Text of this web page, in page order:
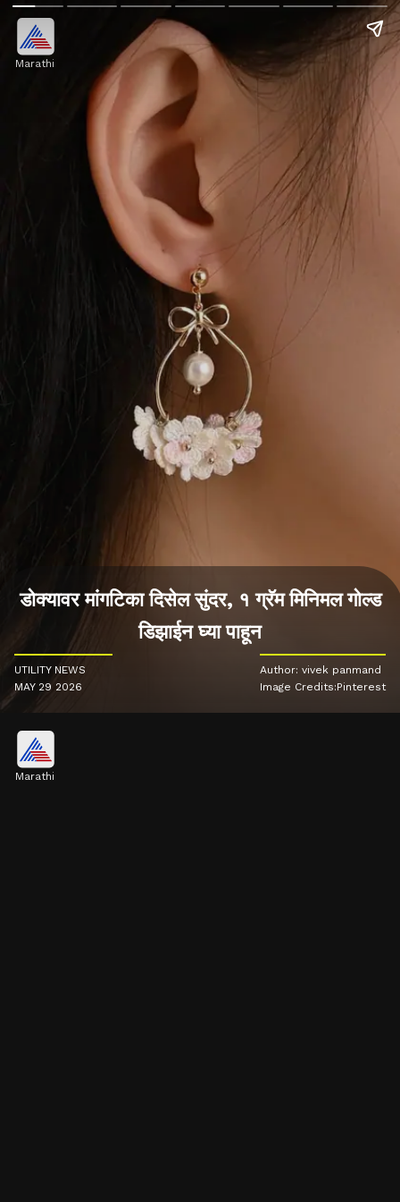
Marathi
डोक्यावर मांगटिका दिसेल सुंदर, १ ग्रॅम मिनिमल गोल्ड
डिझाईन घ्या पाहून
UTILITY NEWS
MAY 29 2026
Author: vivek panmand
Image Credits:Pinterest
Marathi